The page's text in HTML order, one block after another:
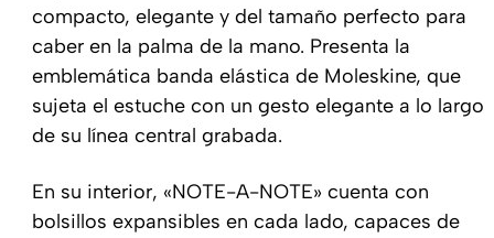
compacto, elegante y del tamaño perfecto para
caber en la palma de la mano. Presenta la
emblemática banda elástica de Moleskine, que
sujeta el estuche con un gesto elegante a lo largo
de su línea central grabada.
En su interior, «NOTE-A-NOTE» cuenta con
bolsillos expansibles en cada lado, capaces de